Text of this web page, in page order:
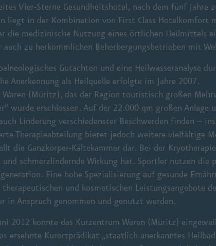
Vier-Sterne Gesundheitshotel, nach dem fünf Jahre
liegt in der Kombination von First Class Hotelkomfort
die medizinische Nutzung eines örtlichen Heilmittels
zu herkömmlichen Beherbergungsbetrieben mit
Gutachten und eine Heilwasseranalyse
Anerkennung als Heilquelle erfolgte im Jahre 2007.
Waren (Müritz), das der Region touristisch großen
wurde erschlossen. Auf der 22.000 qm großen Anlage
Linderung verschiedenster Beschwerden finden –
Therapieabteilung bietet jedoch weitere vielfältige
die Ganzkörper-Kältekammer dar. Bei der
schmerzlindernde Wirkung hat. Sportler nutzen
Eine hohe Spezialisierung auf gesunde
und kosmetischen Leistungsangebote
in Anspruch genommen und genutzt werden.
2012 konnte das Kurzentrum Waren (Müritz)
ersehnte Kurortprädikat „staatlich anerkanntes